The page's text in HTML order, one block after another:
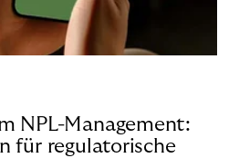
NPL-Management:
für regulatorische